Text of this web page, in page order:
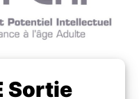
Sortie